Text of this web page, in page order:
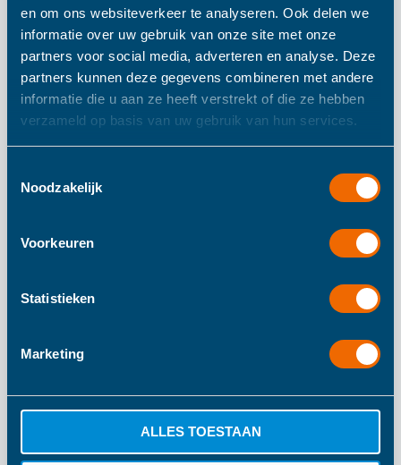
en om ons websiteverkeer te analyseren. Ook delen we
informatie over uw gebruik van onze site met onze
partners voor social media, adverteren en analyse. Deze
partners kunnen deze gegevens combineren met andere
informatie die u aan ze heeft verstrekt of die ze hebben
verzameld op basis van uw gebruik van hun services.
Noodzakelijk
Voorkeuren
Statistieken
Marketing
ALLES TOESTAAN
De Skippy koe is gemaakt van stevig kunststof en kan
worden vastgepakt bij de oortjes. Met het meegeleverde
handpompje is hij snel en eenvoudig op te pompen.
informatie
Tryco
1 Jaar Fabrieksgarantie